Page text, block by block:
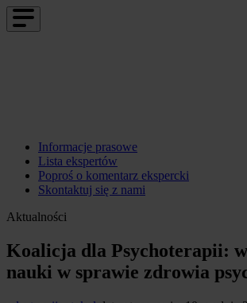
Informacje prasowe
Lista ekspertów
Poproś o komentarz ekspercki
Skontaktuj się z nami
Aktualności
Koalicja dla Psychoterapii:
nauki w sprawie zdrowia